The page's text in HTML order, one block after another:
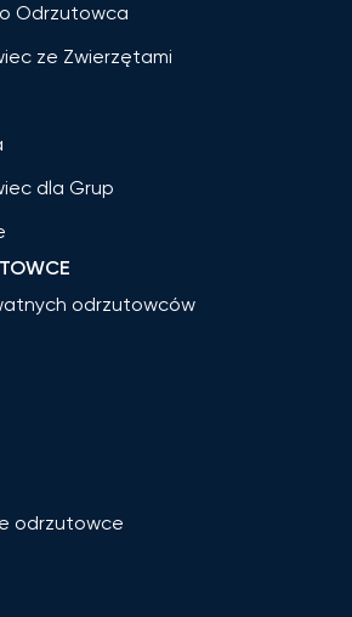
Odrzutowca
ze Zwierzętami
dla Grup
odrzutowców
odrzutowce